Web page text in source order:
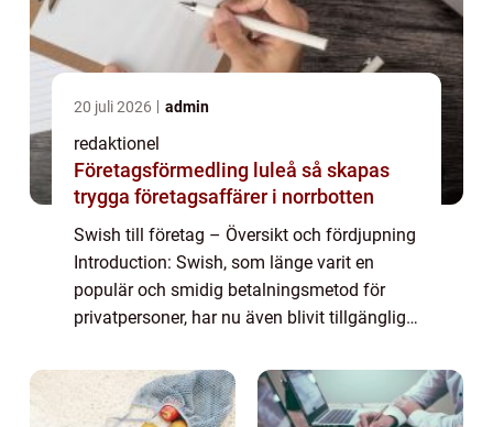
20 juli 2026 admin
redaktionel
Företagsförmedling luleå så skapas
trygga företagsaffärer i norrbotten
Swish till företag – Översikt och fördjupning
Introduction: Swish, som länge varit en
populär och smidig betalningsmetod för
privatpersoner, har nu även blivit tillgängligt
företag erbjuda sina kunder en ...